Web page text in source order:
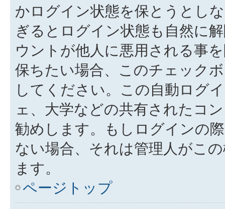
かログイン状態を保とうとし
ぎるとログイン状態も自然に
ウントが他人に悪用される事
保ちたい場合、このチェック
してください。この自動ログ
ェ、大学などの共有されたコ
勧めします。もしログインの
ない場合、それは管理人がこ
ます。
ページトップ